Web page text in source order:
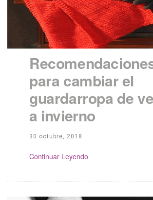
para cambiar el
guardarropa de
a invierno
30 octubre, 2018
Continue Reading